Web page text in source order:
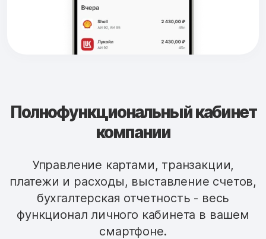
Полнофункциональный кабинет
компании
Управление картами, транзакции,
платежи и расходы, выставление счетов,
бухгалтерская отчетность - весь
функционал личного кабинета в вашем
смартфоне.